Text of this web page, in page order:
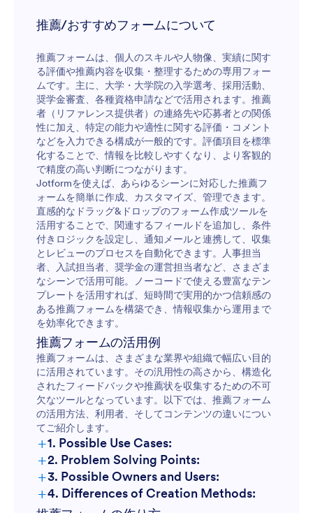
ルでフィードバックを受け取ったり、Googleシート
で受信フォームを追跡したりできます。Jotformの使
簡単に送信できるようになり、思い通りの外観に仕
上げることができます。今すぐ無料のウェブサイト
情報送信フォームを作成しましょう。
推薦/おすすめフォームについて
推薦フォームは、個人のスキルや人物像、実績に関す
る評価や推薦内容を収集・整理するための専用フォー
ムです。主に、大学・大学院の入学選考、採用活動、
奨学金審査、各種資格申請などで活用されます。推薦
者（リファレンス提供者）の連絡先や応募者との関係
性に加え、特定の能力や適性に関する評価・コメント
などを入力できる構成が一般的です。評価項目を標準
化することで、情報を比較しやすくなり、より客観的
で精度の高い判断につながります。
Jotformを使えば、あらゆるシーンに対応した推薦フ
ォームを簡単に作成、カスタマイズ、管理できます。
直感的なドラッグ&ドロップのフォーム作成ツールを
活用することで、関連するフィールドを追加し、条件
付きロジックを設定し、通知メールと連携して、収集
とレビューのプロセスを自動化できます。人事担当
者、入試担当者、奨学金の運営担当者など、さまざま
なシーンで活用可能。ノーコードで使える豊富なテン
プレートを活用すれば、短時間で実用的かつ信頼感の
ある推薦フォームを構築でき、情報収集から運用まで
を効率化できます。
推薦フォームの活用例
推薦フォームは、さまざまな業界や組織で幅広い目的
に活用されています。その汎用性の高さから、構造化
されたフィードバックや推薦状を収集するための不可
欠なツールとなっています。以下では、推薦フォーム
の活用方法、利用者、そしてコンテンツの違いについ
てご紹介します。
+1. Possible Use Cases:
+2. Problem Solving Points:
+3. Possible Owners and Users:
+4. Differences of Creation Methods: